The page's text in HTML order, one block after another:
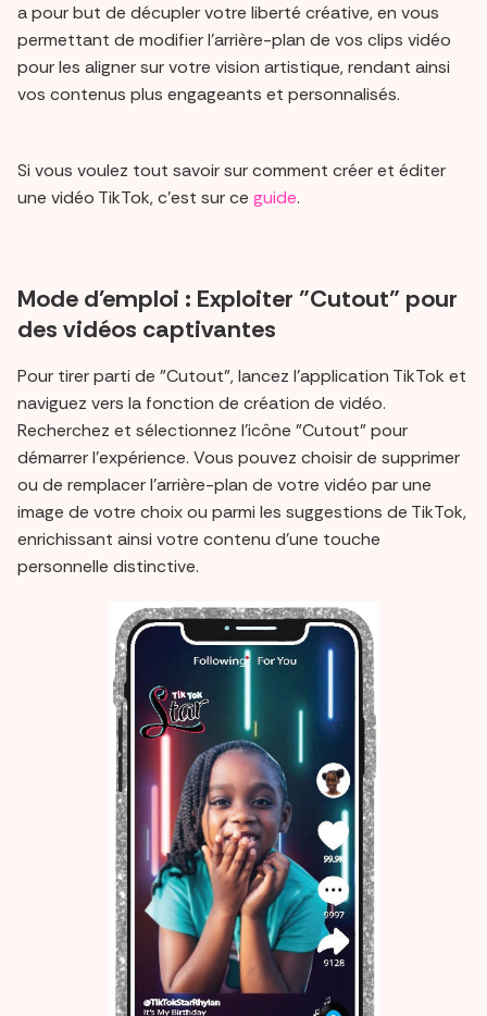
a pour but de décupler votre liberté créative, en vous
permettant de modifier l'arrière-plan de vos clips vidéo
pour les aligner sur votre vision artistique, rendant ainsi
vos contenus plus engageants et personnalisés.
Si vous voulez tout savoir sur comment créer et éditer
une vidéo TikTok, c’est sur ce guide.
Mode d'emploi : Exploiter "Cutout" pour
des vidéos captivantes
Pour tirer parti de "Cutout", lancez l'application TikTok et
naviguez vers la fonction de création de vidéo.
Recherchez et sélectionnez l'icône "Cutout" pour
démarrer l'expérience. Vous pouvez choisir de supprimer
ou de remplacer l'arrière-plan de votre vidéo par une
image de votre choix ou parmi les suggestions de TikTok,
enrichissant ainsi votre contenu d'une touche
personnelle distinctive.